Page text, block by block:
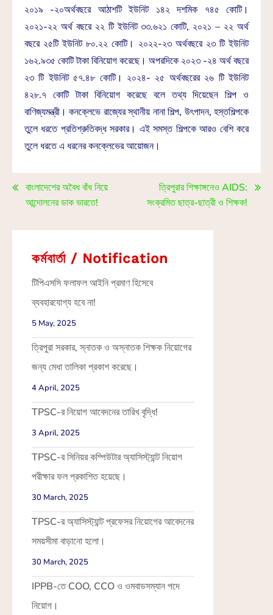
২০১৯ -২০অর্থবছরে আঠাশটি ইউনিট ১৪২ দশমিক ৭৪৫ কোটি।
২০২১-২২ অর্থ বছরে ২২ টি ইউনিট ৩৩.৬২১ কোটি, ২০২১ – ২২ অর্থ
বছরে ২৫টি ইউনিট ৮০.২২ কোটি। ২০২২-২৩ অর্থবছরে ২৩ টি ইউনিট
১৬২.৯৩৫ কোটি টাকা বিনিয়োগ করেছে। অপরদিকে ২০২৩ -২৪ অর্থ বছরে
২৩ টি ইউনিট ৫৭.৪৮ কোটি। ২০২৪- ২৫ অর্থবছরের ২৬ টি ইউনিট
৪২৮.৭ কোটি টাকা বিনিয়োগ করেছে বলে তথ্য দিয়েছেন শিল্প ও
বাণিজ্যমন্ত্রী। কনক্লেভে রাজ্যের স্থানীয় নানা শিল্প, উৎপাদন, হস্তশিল্পকে
তুলে ধরতে প্রতিশ্রুতিবদ্ধ সরকার। এই সমস্ত শিল্পকে আরও বেশি করে
তুলে ধরতে এ ধরনের কনক্লেভের আয়োজন।
বাংলাদেশের অবৈধ বাঁধ নিয়ে
আন্দোলনের ডাক ভারতে!
ত্রিপুরার শিক্ষাঙ্গনেও AIDS:
সংক্রমিত ছাত্র-ছাত্রী ও শিক্ষক!
কর্মবার্তা / Notification
টিপিএসসি ফলাফল আইনি প্রমাণ হিসেবে
ব্যবহারযোগ্য হবে না!
5 May, 2025
ত্রিপুরা সরকার, স্নাতক ও অস্নাতক শিক্ষক নিয়োগের
জন্য মেধা তালিকা প্রকাশ করেছে।
4 April, 2025
TPSC-র নিয়োগ আবেদনের তারিখ বৃদ্ধি!
3 April, 2025
TPSC-র সিনিয়র কম্পিউটার অ্যাসিস্ট্যান্ট নিয়োগ
পরীক্ষার ফল প্রকাশিত হয়েছে।
30 March, 2025
TPSC-র অ্যাসিস্ট্যান্ট প্রফেসর নিয়োগের আবেদনের
সময়সীমা বাড়ানো হলো।
30 March, 2025
IPPB-তে COO, CCO ও ওমবাডসম্যান পদে
নিয়োগ।